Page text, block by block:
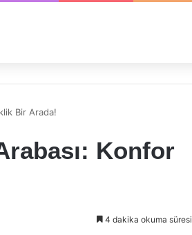
Bir Arada!
Konfor
4 dakika okuma süresi